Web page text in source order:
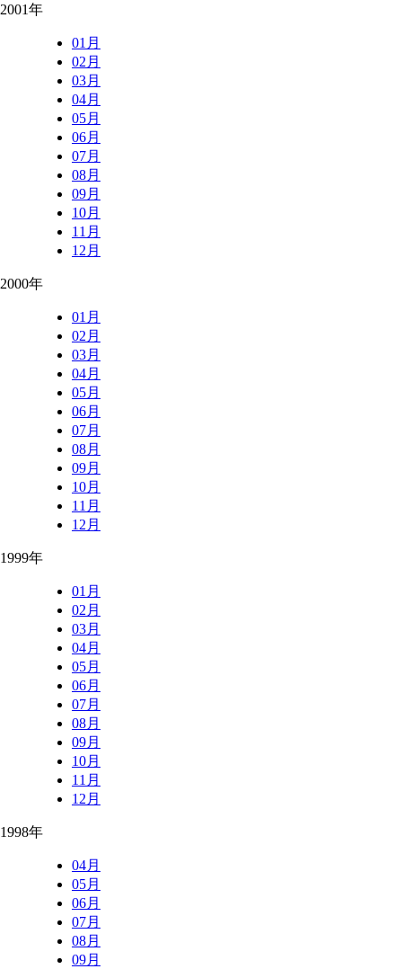
2001年
01月
02月
03月
04月
05月
06月
07月
08月
09月
10月
11月
12月
2000年
01月
02月
03月
04月
05月
06月
07月
08月
09月
10月
11月
12月
1999年
01月
02月
03月
04月
05月
06月
07月
08月
09月
10月
11月
12月
1998年
04月
05月
06月
07月
08月
09月